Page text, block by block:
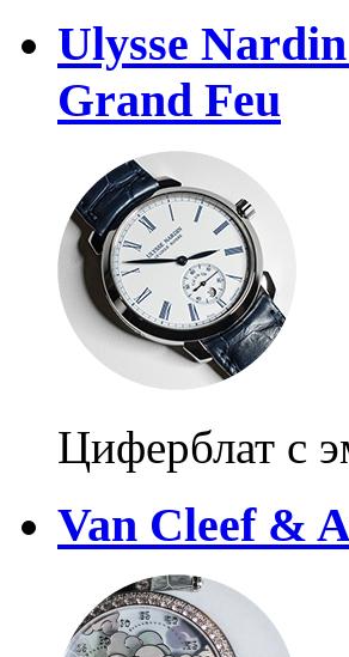
Ulysse
Grand Feu
Циферблат с
Van Cleef &